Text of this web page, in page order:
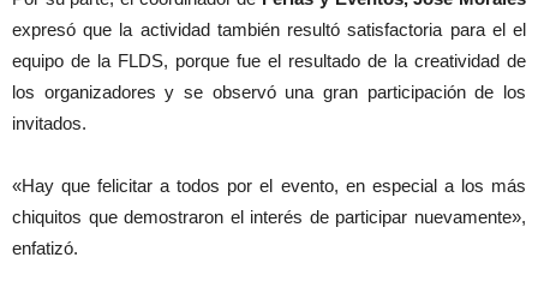
expresó que la actividad también resultó satisfactoria para el el
equipo de la FLDS, porque fue el resultado de la creatividad de
los organizadores y se observó una gran participación de los
invitados.
«Hay que felicitar a todos por el evento, en especial a los más
chiquitos que demostraron el interés de participar nuevamente»,
enfatizó.